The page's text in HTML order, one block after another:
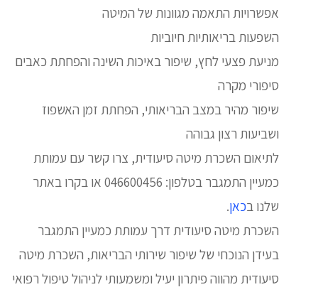
אפשרויות התאמה מגוונות של המיטה
השפעות בריאותיות חיוביות
מניעת פצעי לחץ, שיפור באיכות השינה והפחתת כאבים
סיפורי מקרה
שיפור מהיר במצב הבריאותי, הפחתת זמן האשפוז
ושביעות רצון גבוהה
לתיאום השכרת מיטה סיעודית, צרו קשר עם עמותת
כמעיין התמגבר בטלפון: 046600456 או בקרו באתר
שלנו בכאן.
השכרת מיטה סיעודית דרך עמותת כמעיין התמגבר
בעידן הנוכחי של שיפור שירותי הבריאות, השכרת מיטה
סיעודית מהווה פיתרון יעיל ומשמעותי לניהול טיפול רפואי